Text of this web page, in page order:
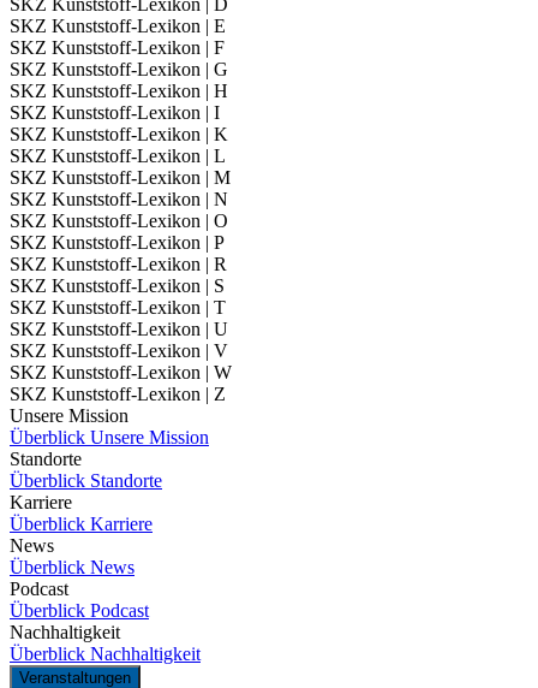
SKZ Kunststoff-Lexikon | E
SKZ Kunststoff-Lexikon | F
SKZ Kunststoff-Lexikon | G
SKZ Kunststoff-Lexikon | H
SKZ Kunststoff-Lexikon | I
SKZ Kunststoff-Lexikon | K
SKZ Kunststoff-Lexikon | L
SKZ Kunststoff-Lexikon | M
SKZ Kunststoff-Lexikon | N
SKZ Kunststoff-Lexikon | O
SKZ Kunststoff-Lexikon | P
SKZ Kunststoff-Lexikon | R
SKZ Kunststoff-Lexikon | S
SKZ Kunststoff-Lexikon | T
SKZ Kunststoff-Lexikon | U
SKZ Kunststoff-Lexikon | V
SKZ Kunststoff-Lexikon | W
SKZ Kunststoff-Lexikon | Z
Unsere Mission
Überblick Unsere Mission
Standorte
Überblick Standorte
Karriere
Überblick Karriere
News
Überblick News
Podcast
Überblick Podcast
Nachhaltigkeit
Überblick Nachhaltigkeit
Veranstaltungen